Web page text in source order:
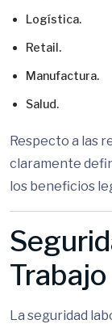
Logística.
Retail.
Manufactura.
Salud.
Respecto a las
claramente
los beneficios
Trabajo
La seguridad